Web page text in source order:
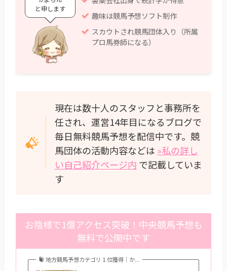
趣味は競馬予想ソフト制作
スカウトされ競馬団体入り（所属
プロ馬券師になる）
と申します
現在は数十人のスタッフと事務所を
任され、運営14年目になるブログで
毎日無料競馬予想を配信中です。競
馬団体の活動内容などは »私の詳し
い自己紹介ページ内 で記載していま
す
お陰様で1億アクセス突破！中央競馬予想も
無料で公開中です
地方競馬予想カテゴリ１位獲得｜か...